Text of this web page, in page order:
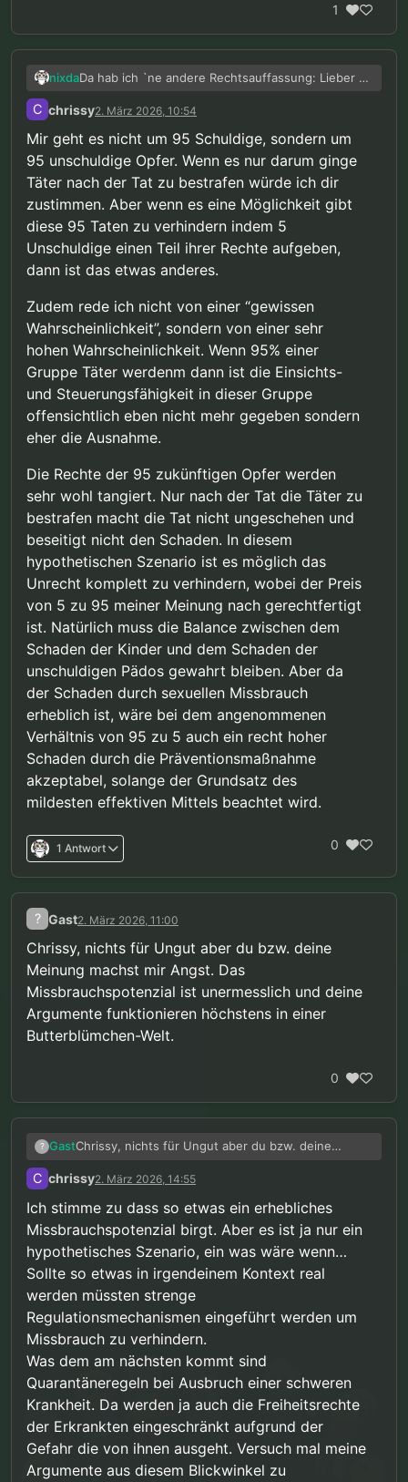
1
nixdaDa hab ich `ne andere Rechtsauffassung: Lieber 95
Schuldige laufen lassen, als 5 Unschuldige hinter
Gittern.
Abgesehen davon, ginge es dann auch gar nicht
um “Schuldige”, da auch diesen 95% überhaupt
kein schuldhaftes (Fehl)verhalten vorgeworfen
wird, es wird nur mit einer gewissen
Wahrscheinlichkeit prognostiziert.
Damit liefe auch die Aussage “im Zweifel für den
, in dem Zusammenhang, komplett
ins Leere, weil es eben nicht um Schuld geht.
Eine ganze Bevölkerungsgruppe, pauschal
Zwangsmaßnahmen zu unterwerfen, würde auch
ausblenden, daß deren Individuen,
unterschiedlichste Persönlichkeitsmerkmale
aufweisen und - trotz Hochrisikoprognose -
grundsätzlich sowohl einsichts- als auch
steuerungsfähig sind.
@chrissy sagte inPädophile Fantasien "stoppen"
“Kein Recht eines Individuums darf über
den (zumindest gleichwertigen) Rechten
von Vielen stehen”.
Tut es auch nicht, da mangels konkreter
Weise tangiert wurden.
C chrissy2. März 2026, 10:54
Mir geht es nicht um 95 Schuldige, sondern um
95 unschuldige Opfer. Wenn es nur darum ginge
Täter nach der Tat zu bestrafen würde ich dir
zustimmen. Aber wenn es eine Möglichkeit gibt
diese 95 Taten zu verhindern indem 5
Unschuldige einen Teil ihrer Rechte aufgeben,
dann ist das etwas anderes.
Zudem rede ich nicht von einer “gewissen
Wahrscheinlichkeit”, sondern von einer sehr
hohen Wahrscheinlichkeit. Wenn 95% einer
Gruppe Täter werdenm dann ist die Einsichts-
und Steuerungsfähigkeit in dieser Gruppe
offensichtlich eben nicht mehr gegeben sondern
eher die Ausnahme.
Die Rechte der 95 zukünftigen Opfer werden
sehr wohl tangiert. Nur nach der Tat die Täter zu
bestrafen macht die Tat nicht ungeschehen und
beseitigt nicht den Schaden. In diesem
hypothetischen Szenario ist es möglich das
Unrecht komplett zu verhindern, wobei der Preis
von 5 zu 95 meiner Meinung nach gerechtfertigt
ist. Natürlich muss die Balance zwischen dem
Schaden der Kinder und dem Schaden der
unschuldigen Pädos gewahrt bleiben. Aber da
der Schaden durch sexuellen Missbrauch
erheblich ist, wäre bei dem angenommenen
Verhältnis von 95 zu 5 auch ein recht hoher
Schaden durch die Präventionsmaßnahme
akzeptabel, solange der Grundsatz des
mildesten effektiven Mittels beachtet wird.
1 Antwort 0
? Gast2. März 2026, 11:00
Chrissy, nichts für Ungut aber du bzw. deine
Meinung machst mir Angst. Das
Missbrauchspotenzial ist unermesslich und deine
Argumente funktionieren höchstens in einer
Butterblümchen-Welt.
0
? GastChrissy, nichts für Ungut aber du bzw. deine
Meinung machst mir Angst. Das
Missbrauchspotenzial ist unermesslich und deine
Butterblümchen-Welt.
C chrissy2. März 2026, 14:55
Ich stimme zu dass so etwas ein erhebliches
Missbrauchspotenzial birgt. Aber es ist ja nur ein
hypothetisches Szenario, ein was wäre wenn…
Sollte so etwas in irgendeinem Kontext real
werden müssten strenge
Regulationsmechanismen eingeführt werden um
Missbrauch zu verhindern.
Was dem am nächsten kommt sind
Quarantäneregeln bei Ausbruch einer schweren
Krankheit. Da werden ja auch die Freiheitsrechte
der Erkrankten eingeschränkt aufgrund der
Gefahr die von ihnen ausgeht. Versuch mal meine
Argumente aus diesem Blickwinkel zu